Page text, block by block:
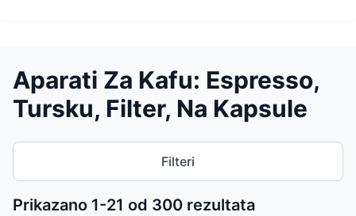
Aparati Za Kafu: Espresso,
Tursku, Filter, Na Kapsule
Filteri
Prikazano 1-21 od 300 rezultata
Sortiranje proizvoda